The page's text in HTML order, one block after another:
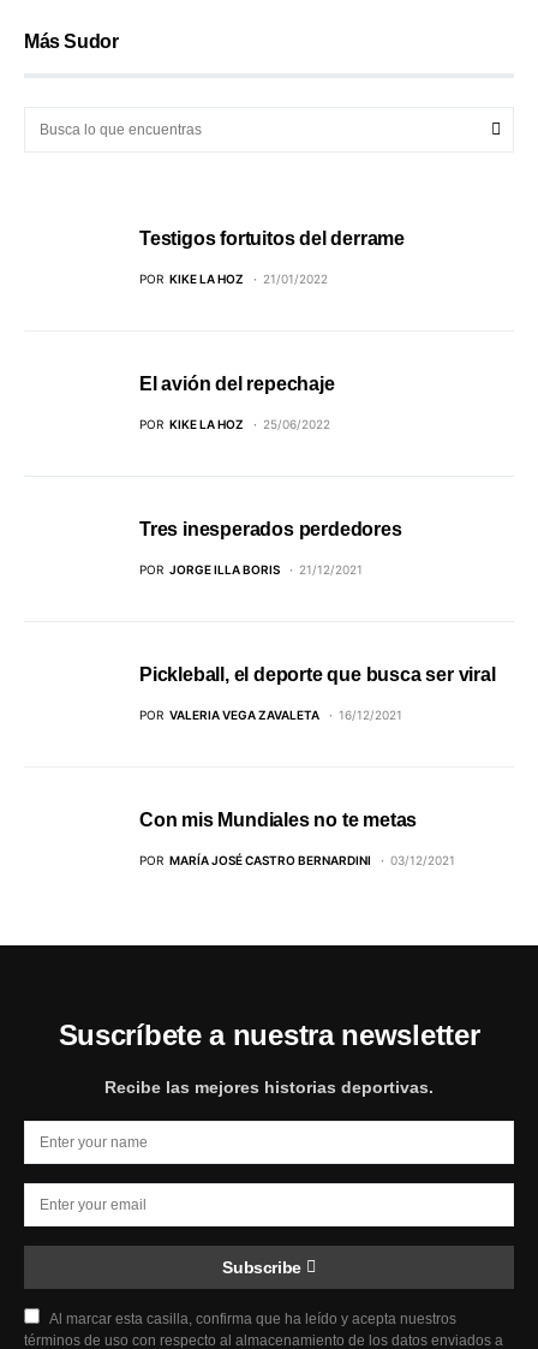
Más Sudor
Testigos fortuitos del derrame
POR KIKE LA HOZ 21/01/2022
El avión del repechaje
POR KIKE LA HOZ 25/06/2022
Tres inesperados perdedores
POR JORGE ILLA BORIS 21/12/2021
Pickleball, el deporte que busca ser viral
POR VALERIA VEGA ZAVALETA 16/12/2021
Con mis Mundiales no te metas
POR MARÍA JOSÉ CASTRO BERNARDINI 03/12/2021
Suscríbete a nuestra newsletter
Recibe las mejores historias deportivas.
Subscribe
Al marcar esta casilla, confirma que ha leído y acepta nuestros
términos de uso con respecto al almacenamiento de los datos enviados a